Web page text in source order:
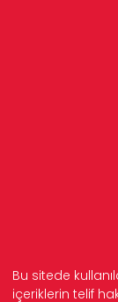
Bu sitede
içeriklerin telif